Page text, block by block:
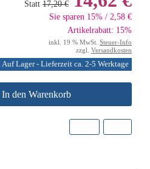
Statt 17,20 €
Sie sparen 15% / 2,58 €
Artikelrabatt: 15%
inkl. 19 % MwSt. Steuer-Info
zzgl. Versandkosten
Auf Lager - Lieferzeit ca. 2-5 Werktage
In den Warenkorb